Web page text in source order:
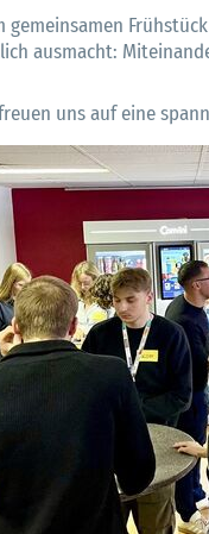
gemeinsamen
ausmacht:
uns auf eine